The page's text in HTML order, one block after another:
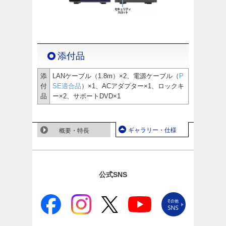
添付品
添
付
品
LANケーブル（1.8m）×2、電源ケーブル（ P
SE適合品 ）×1、ACアダプター×1、ロックキ
ー×2、サポートDVD×1
概要・特長 ギャラリー・仕様
公式SNS